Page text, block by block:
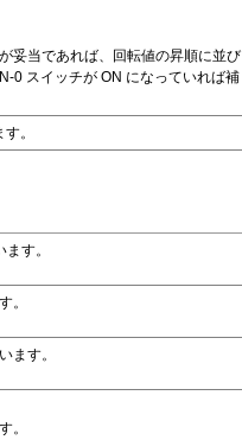
妥当であれば、回転値の昇順に並び
0 スイッチが ON になっていれば補
。
す。
。
ます。
。